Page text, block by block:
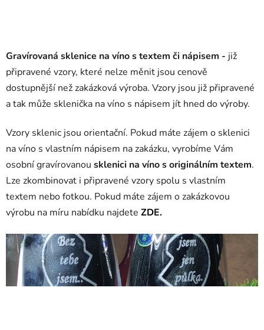
Gravírovaná sklenice na víno s textem či nápisem - již
připravené vzory, které nelze měnit jsou cenově
dostupnější než zakázková výroba. Vzory jsou již připravené
a tak může sklenička na víno s nápisem jít hned do výroby.
Vzory sklenic jsou orientační. Pokud máte zájem o sklenici
na víno s vlastním nápisem na zakázku, vyrobíme Vám
osobní gravírovanou sklenici na víno s originálním textem.
Lze zkombinovat i připravené vzory spolu s vlastním
textem nebo fotkou. Pokud máte zájem o zakázkovou
výrobu na míru nabídku najdete ZDE.